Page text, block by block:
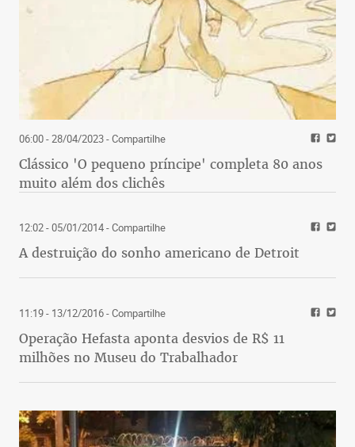
06:00 - 28/04/2023- Compartilhe
Clássico 'O pequeno príncipe' completa 80 anos
muito além dos clichês
12:02 - 05/01/2014- Compartilhe
A destruição do sonho americano de Detroit
11:19 - 13/12/2016- Compartilhe
Operação Hefasta aponta desvios de R$ 11
milhões no Museu do Trabalhador